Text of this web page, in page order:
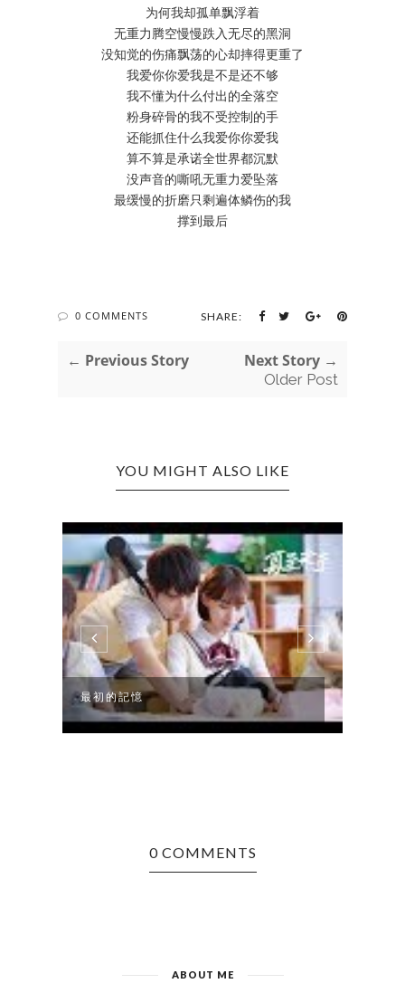
为何我却孤单飘浮着
无重力腾空慢慢跌入无尽的黑洞
没知觉的伤痛飘荡的心却摔得更重了
我爱你你爱我是不是还不够
我不懂为什么付出的全落空
粉身碎骨的我不受控制的手
还能抓住什么我爱你你爱我
算不算是承诺全世界都沉默
没声音的嘶吼无重力爱坠落
最缓慢的折磨只剩遍体鳞伤的我
撑到最后
0 COMMENTS SHARE:
← Previous Story Next Story →
Older Post
YOU MIGHT ALSO LIKE
最初的記憶
0 COMMENTS
ABOUT ME